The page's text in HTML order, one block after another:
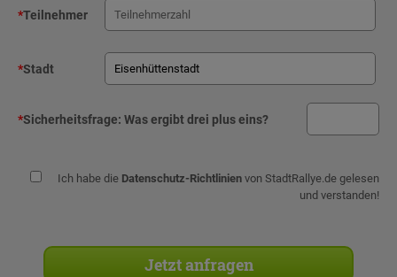
*Teilnehmer
*Stadt
*Sicherheitsfrage: Was ergibt drei plus eins?
Ich habe die Datenschutz-Richtlinien von StadtRallye.de gelesen
und verstanden!